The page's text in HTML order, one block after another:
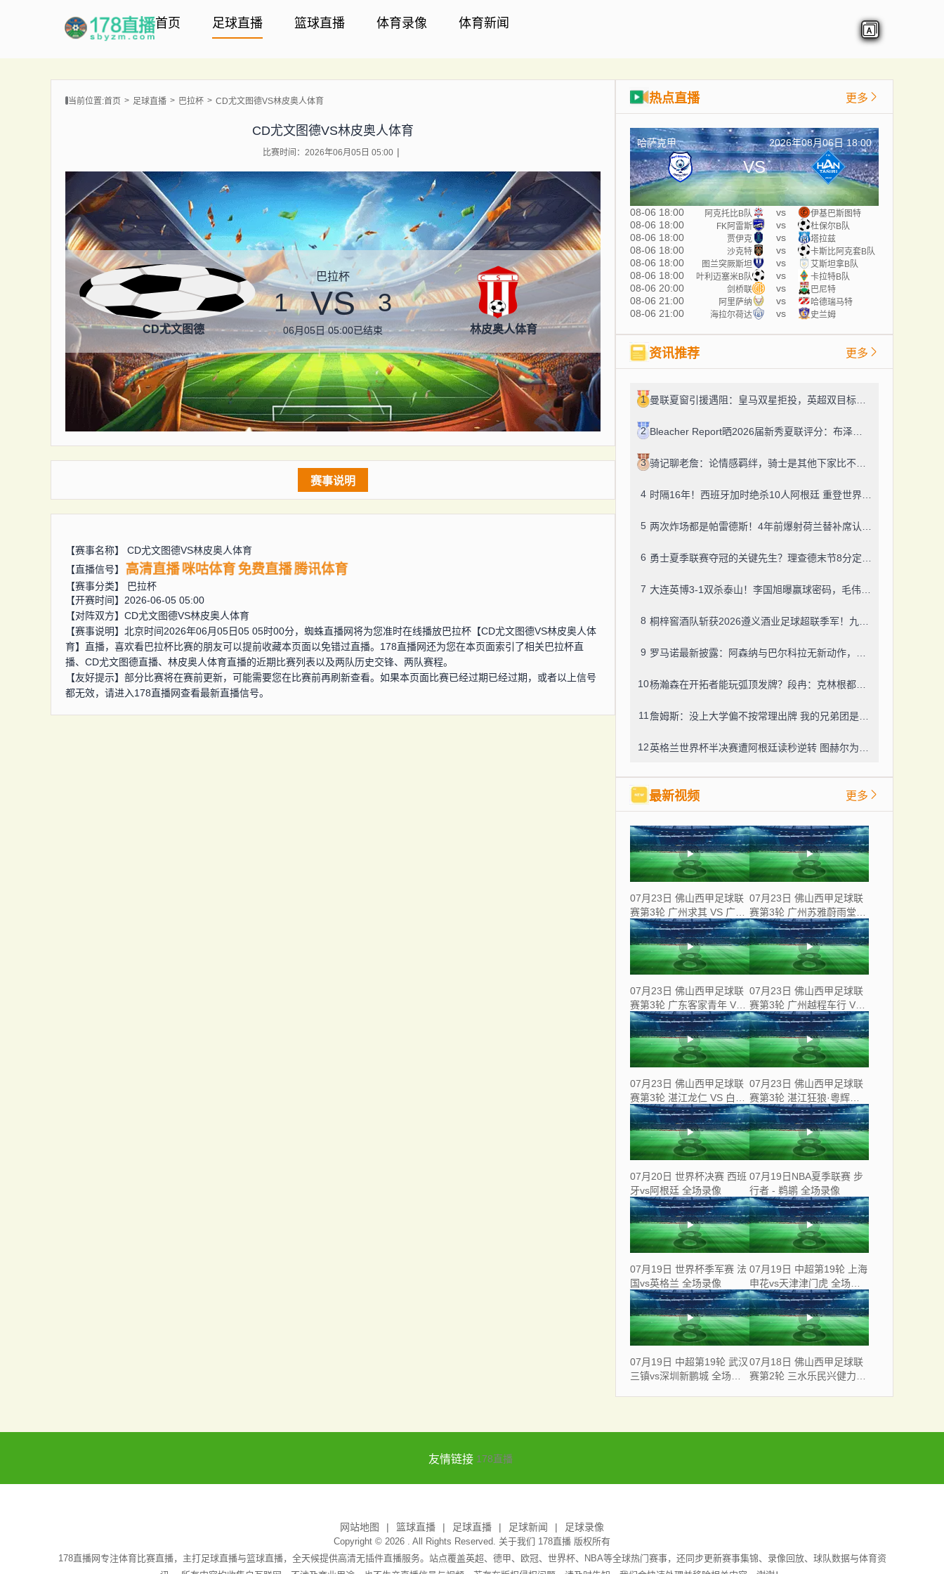
首页 足球直播 篮球直播 体育录像 体育新闻
当前位置:首页 足球直播 巴拉杯 CD尤文图德VS林皮奥人体育
CD尤文图德VS林皮奥人体育
比赛时间：2026年06月05日 05:00
CD尤文图德
巴拉杯
1 VS 3
06月05日 05:00已结束 林皮奥人体育
赛事说明
【赛事名称】 CD尤文图德VS林皮奥人体育
【直播信号】
高清直播 咪咕体育 免费直播 腾讯体育
【赛事分类】
巴拉杯
【开赛时间】2026-06-05 05:00
【对阵双方】 CD尤文图德VS林皮奥人体育
【赛事说明】北京时间2026年06月05日05 05时00分，蜘蛛直播网将为您准时在线播放巴拉杯【CD尤文图德VS林皮奥人体
育】直播，喜欢看巴拉杯比赛的朋友可以提前收藏本页面以免错过直播。178直播网还为您在本页面索引了相关巴拉杯直
播、CD尤文图德直播、林皮奥人体育直播的近期比赛列表以及两队历史交锋、两队赛程。
【友好提示】部分比赛将在赛前更新，可能需要您在比赛前再刷新查看。如果本页面比赛已经过期已经过期，或者以上信号
都无效，请进入178直播网查看最新直播信号。
热点直播 更多
哈萨克甲 2026年08月06日 18:00
VS
08-06 18:00 阿克托比B队 vs 伊基巴斯图特
08-06 18:00 FK阿雷斯 vs 杜保尔B队
08-06 18:00 贾伊克 vs 塔拉兹
08-06 18:00 沙克特 vs 卡斯比阿克套B队
08-06 18:00 图兰突厥斯坦 vs 艾斯坦拿B队
08-06 18:00 叶利迈塞米B队 vs 卡拉特B队
08-06 20:00 剑桥联 vs 巴尼特
08-06 21:00 阿里萨纳 vs 哈德瑞马特
08-06 21:00 海拉尔荷达 vs 史兰姆
资讯推荐 更多
1
2
3
4
5
6
7
8
9
10
11
12
最新视频 更多
07月23日 佛山西甲足球联
赛第3轮 广州求其 VS 广东
飞马 全场录像
07月23日 佛山西甲足球联
赛第3轮 广州苏雅蔚雨堂
VS 极速超鹰广州FC 全场
录像
07月23日 佛山西甲足球联
赛第3轮 广东客家青年 VS
三七互娱 全场录像
07月23日 佛山西甲足球联
赛第3轮 广州越程车行 VS
南山博鑫创科 全场录像
07月23日 佛山西甲足球联
赛第3轮 湛江龙仁 VS 白坭
兴龙 全场录像
07月23日 佛山西甲足球联
赛第3轮 湛江狂狼·粵辉能
源 VS 三水乐民兴健力宝 全
场录像
07月20日 世界杯决赛 西班
牙vs阿根廷 全场录像
07月19日NBA夏季联赛 步
行者 - 鹈鹕 全场录像
07月19日 世界杯季军赛 法
国vs英格兰 全场录像
07月19日 中超第19轮 上海
申花vs天津津门虎 全场录
像
07月19日 中超第19轮 武汉
三镇vs深圳新鹏城 全场录
07月18日 佛山西甲足球联
赛第2轮 三水乐民兴健力宝
友情链接 178直播
网站地图 篮球直播 足球直播 足球新闻 足球录像
Copyright © 2026 . All Rights Reserved. 关于我们 178直播 版权所有
178直播网专注体育比赛直播，主打足球直播与篮球直播，全天候提供高清无插件直播服务。站点覆盖英超、德甲、欧冠、世界杯、NBA等全球热门赛事，还同步更新赛事集锦、录像回放、球队数据与体育资